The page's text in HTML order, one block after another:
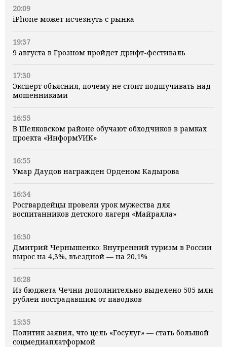
20:09
iPhone может исчезнуть с рынка
19:37
9 августа в Грозном пройдет дрифт-фестиваль
17:30
Эксперт объяснил, почему не стоит подшучивать над
мошенниками
16:55
В Шелковском районе обучают обходчиков в рамках
проекта «ИнформУИК»
16:55
Умар Даудов награжден Орденом Кадырова
16:34
Росгвардейцы провели урок мужества для
воспитанников детского лагеря «Майралла»
16:30
Дмитрий Чернышенко: Внутренний туризм в России
вырос на 4,3%, въездной — на 20,1%
16:28
Из бюджета Чечни дополнительно выделено 505 млн
рублей пострадавшим от паводков
15:35
Политик заявил, что цель «Госулуг» — стать большой
соцмедиаплатформой